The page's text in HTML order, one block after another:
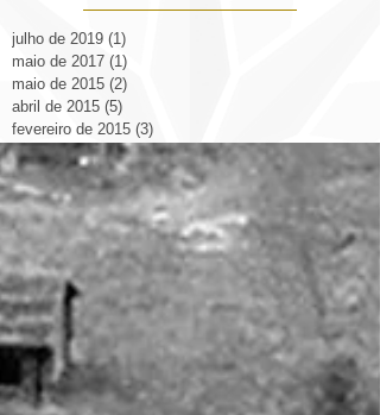
Search By Tags
julho de 2019 (1)
maio de 2017 (1)
maio de 2015 (2)
abril de 2015 (5)
fevereiro de 2015 (3)
janeiro de 2015 (1) 1 post
novembro de 2014
(5)5 posts
outubro de 2014 (14)14 posts
setembro de 2014 (26)26 posts
agosto de 2014
19 posts
julho de 2014
(12) 12 posts
junho de 2014
(9) 9 posts
20142014 congresso 2022 3d Arquitetura
Decoração
Livraria Otimizando EspaçoPrédio